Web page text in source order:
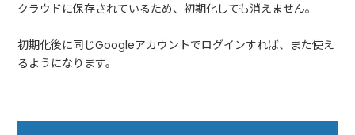
クラウドに保存されているため、初期化しても消えません。
初期化後に同じGoogleアカウントでログインすれば、また使え
るようになります。